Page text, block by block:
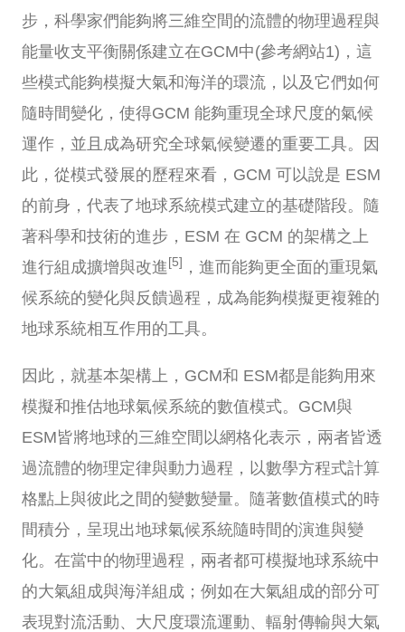
步，科學家們能夠將三維空間的流體的物理過程與
能量收支平衡關係建立在GCM中(參考網站1)，這
些模式能夠模擬大氣和海洋的環流，以及它們如何
隨時間變化，使得GCM 能夠重現全球尺度的氣候
運作，並且成為研究全球氣候變遷的重要工具。因
此，從模式發展的歷程來看，GCM 可以說是 ESM
的前身，代表了地球系統模式建立的基礎階段。隨
著科學和技術的進步，ESM 在 GCM 的架構之上
進行組成擴增與改進 [5]
，進而能夠更全面的重現氣
候系統的變化與反饋過程，成為能夠模擬更複雜的
地球系統相互作用的工具。
因此，就基本架構上，GCM和 ESM都是能夠用來
模擬和推估地球氣候系統的數值模式。GCM與
ESM皆將地球的三維空間以網格化表示，兩者皆透
過流體的物理定律與動力過程，以數學方程式計算
格點上與彼此之間的變數變量。隨著數值模式的時
間積分，呈現出地球氣候系統隨時間的演進與變
化。在當中的物理過程，兩者都可模擬地球系統中
的大氣組成與海洋組成；例如在大氣組成的部分可
表現對流活動、大尺度環流運動、輻射傳輸與大氣